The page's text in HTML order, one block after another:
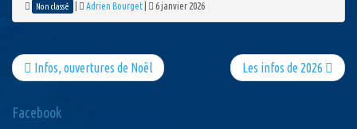
Non classé Adrien Bourget 6 janvier 2026
Les infos de 2026
Infos, ouvertures de Noël
Facebook